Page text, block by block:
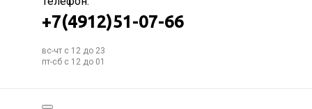
+7(4912)51-07-66
вс-чт с 12 до 23
пт-сб с 12 до 01